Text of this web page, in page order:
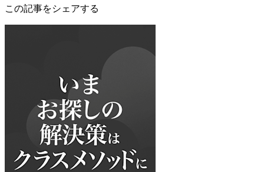
この記事をシェアする